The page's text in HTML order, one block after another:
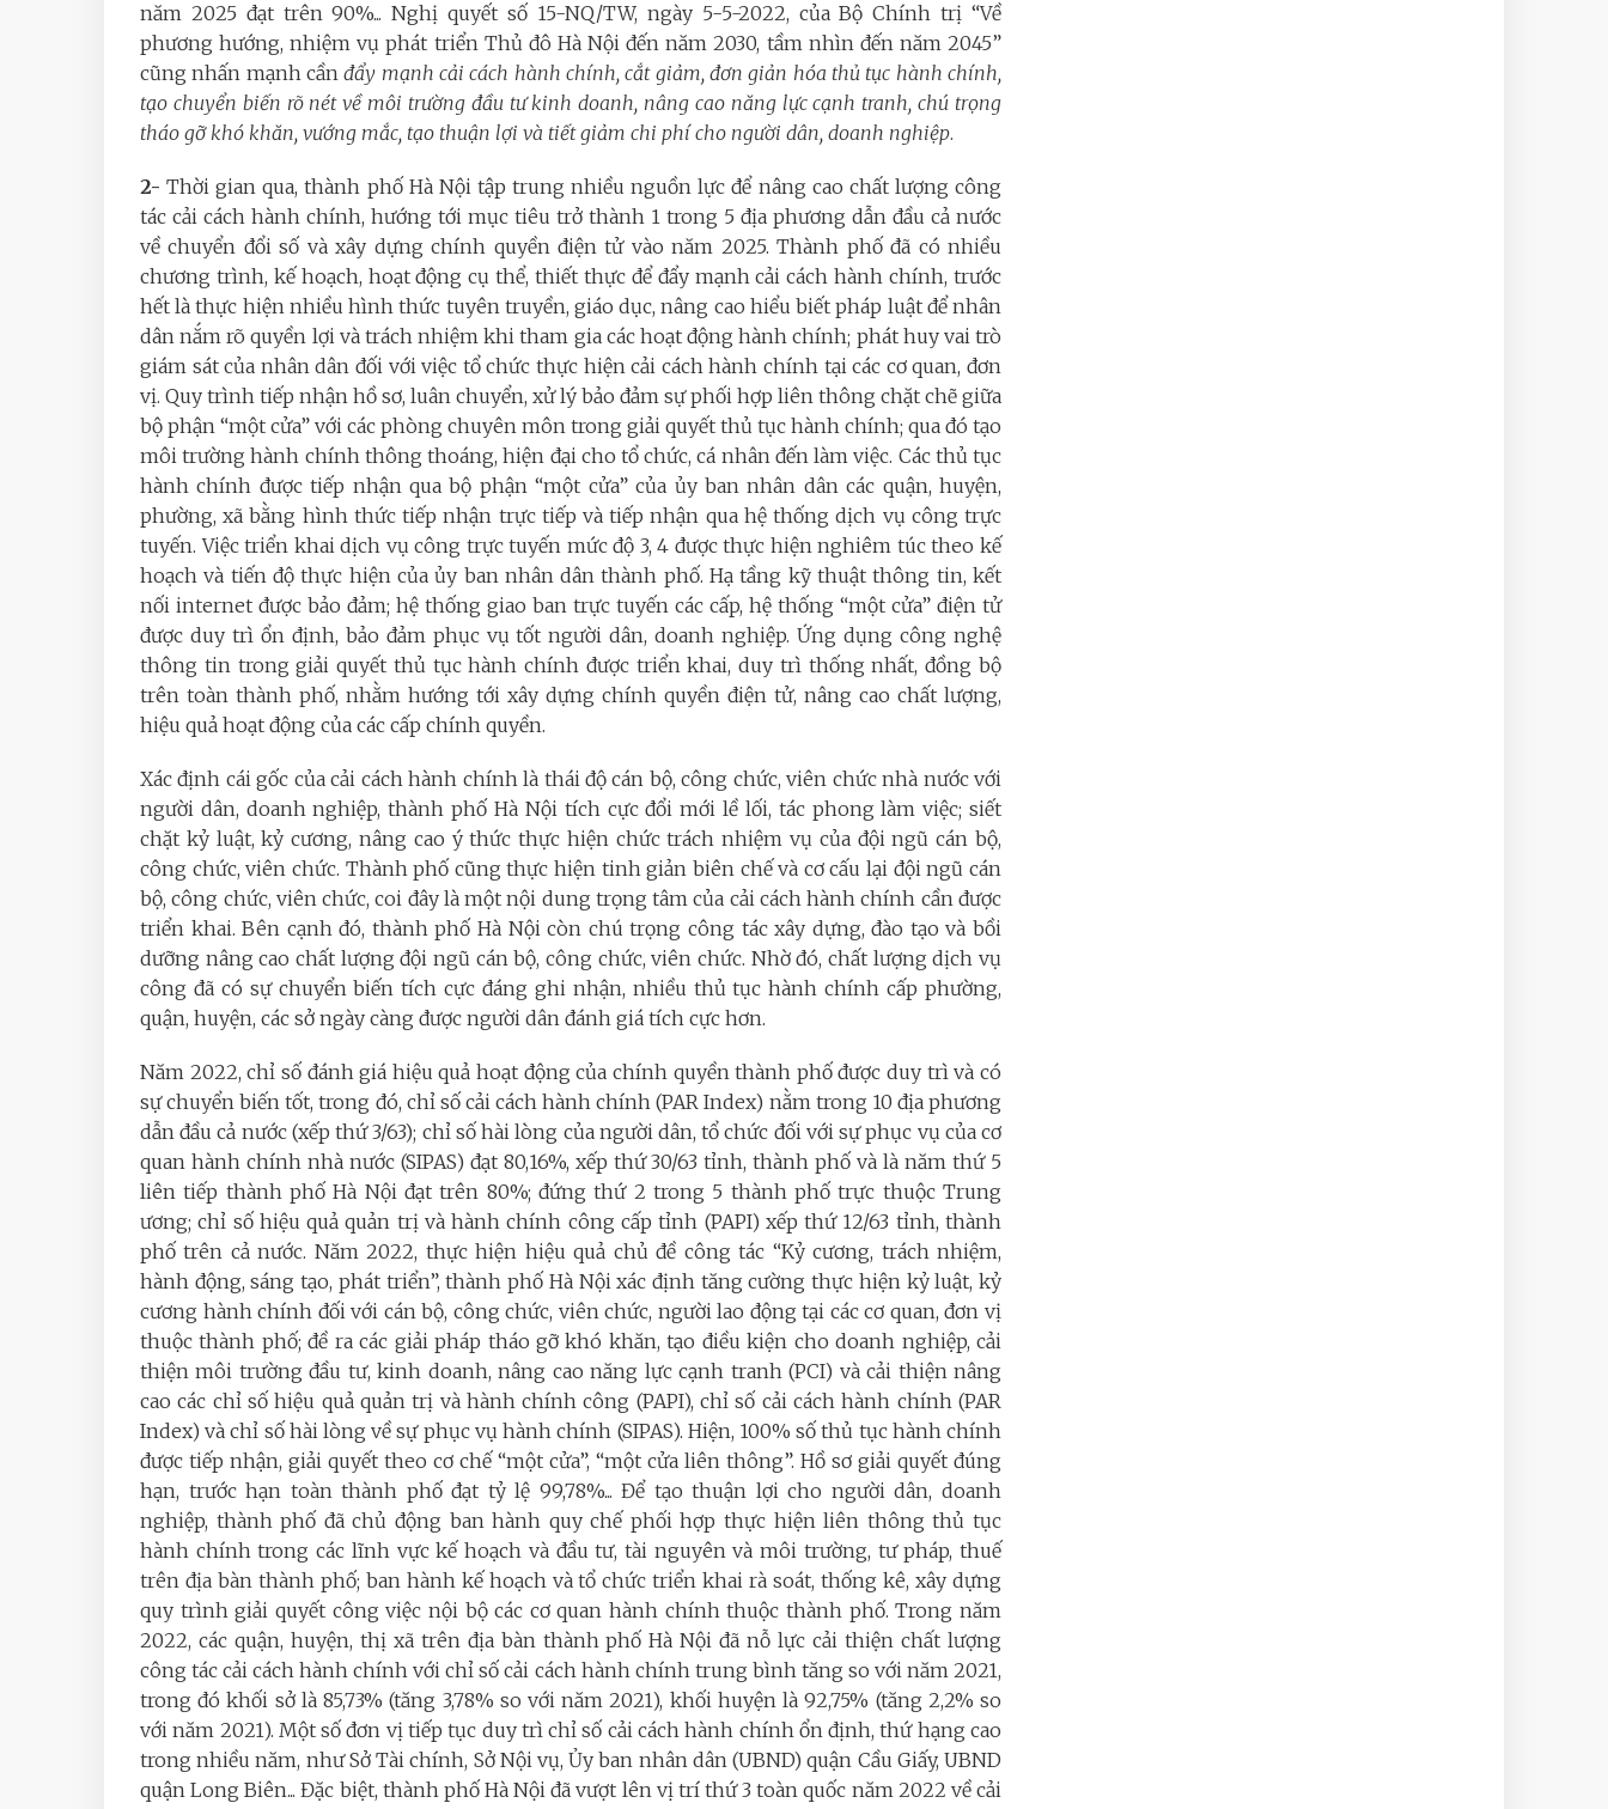
năm 2025 đạt trên 90%... Nghị quyết số 15-NQ/TW, ngày 5-5-2022, của Bộ Chính trị “Về
phương hướng, nhiệm vụ phát triển Thủ đô Hà Nội đến năm 2030, tầm nhìn đến năm 2045”
cũng nhấn mạnh cầnđẩy mạnh cải cách hành chính, cắt giảm, đơn giản hóa thủ tục hành chính,
tạo chuyển biến rõ nét về môi trường đầu tư kinh doanh, nâng cao năng lực cạnh tranh, chú trọng
tháo gỡ khó khăn, vướng mắc, tạo thuận lợi và tiết giảm chi phí cho người dân, doanh nghiệp.
2- Thời gian qua, thành phố Hà Nội tập trung nhiều nguồn lực để nâng cao chất lượng công
tác cải cách hành chính, hướng tới mục tiêu trở thành 1 trong 5 địa phương dẫn đầu cả nước
về chuyển đổi số và xây dựng chính quyền điện tử vào năm 2025. Thành phố đã có nhiều
chương trình, kế hoạch, hoạt động cụ thể, thiết thực để đẩy mạnh cải cách hành chính, trước
hết là thực hiện nhiều hình thức tuyên truyền, giáo dục, nâng cao hiểu biết pháp luật để nhân
dân nắm rõ quyền lợi và trách nhiệm khi tham gia các hoạt động hành chính; phát huy vai trò
giám sát của nhân dân đối với việc tổ chức thực hiện cải cách hành chính tại các cơ quan, đơn
vị. Quy trình tiếp nhận hồ sơ, luân chuyển, xử lý bảo đảm sự phối hợp liên thông chặt chẽ giữa
bộ phận “một cửa” với các phòng chuyên môn trong giải quyết thủ tục hành chính; qua đó tạo
môi trường hành chính thông thoáng, hiện đại cho tổ chức, cá nhân đến làm việc. Các thủ tục
hành chính được tiếp nhận qua bộ phận “một cửa” của ủy ban nhân dân các quận, huyện,
phường, xã bằng hình thức tiếp nhận trực tiếp và tiếp nhận qua hệ thống dịch vụ công trực
tuyến. Việc triển khai dịch vụ công trực tuyến mức độ 3, 4 được thực hiện nghiêm túc theo kế
hoạch và tiến độ thực hiện của ủy ban nhân dân thành phố. Hạ tầng kỹ thuật thông tin, kết
nối internet được bảo đảm; hệ thống giao ban trực tuyến các cấp, hệ thống “một cửa” điện tử
được duy trì ổn định, bảo đảm phục vụ tốt người dân, doanh nghiệp. Ứng dụng công nghệ
thông tin trong giải quyết thủ tục hành chính được triển khai, duy trì thống nhất, đồng bộ
trên toàn thành phố, nhằm hướng tới xây dựng chính quyền điện tử, nâng cao chất lượng,
hiệu quả hoạt động của các cấp chính quyền.
Xác định cái gốc của cải cách hành chính là thái độ cán bộ, công chức, viên chức nhà nước với
người dân, doanh nghiệp, thành phố Hà Nội tích cực đổi mới lề lối, tác phong làm việc; siết
chặt kỷ luật, kỷ cương, nâng cao ý thức thực hiện chức trách nhiệm vụ của đội ngũ cán bộ,
công chức, viên chức. Thành phố cũng thực hiện tinh giản biên chế và cơ cấu lại đội ngũ cán
bộ, công chức, viên chức, coi đây là một nội dung trọng tâm của cải cách hành chính cần được
triển khai. Bên cạnh đó, thành phố Hà Nội còn chú trọng công tác xây dựng, đào tạo và bồi
dưỡng nâng cao chất lượng đội ngũ cán bộ, công chức, viên chức. Nhờ đó, chất lượng dịch vụ
công đã có sự chuyển biến tích cực đáng ghi nhận, nhiều thủ tục hành chính cấp phường,
quận, huyện, các sở ngày càng được người dân đánh giá tích cực hơn.
Năm 2022, chỉ số đánh giá hiệu quả hoạt động của chính quyền thành phố được duy trì và có
sự chuyển biến tốt, trong đó, chỉ số cải cách hành chính (PAR Index) nằm trong 10 địa phương
dẫn đầu cả nước (xếp thứ 3/63); chỉ số hài lòng của người dân, tổ chức đối với sự phục vụ của cơ
quan hành chính nhà nước (SIPAS) đạt 80,16%, xếp thứ 30/63 tỉnh, thành phố và là năm thứ 5
liên tiếp thành phố Hà Nội đạt trên 80%; đứng thứ 2 trong 5 thành phố trực thuộc Trung
ương; chỉ số hiệu quả quản trị và hành chính công cấp tỉnh (PAPI) xếp thứ 12/63 tỉnh, thành
phố trên cả nước. Năm 2022, thực hiện hiệu quả chủ đề công tác “Kỷ cương, trách nhiệm,
hành động, sáng tạo, phát triển”, thành phố Hà Nội xác định tăng cường thực hiện kỷ luật, kỷ
cương hành chính đối với cán bộ, công chức, viên chức, người lao động tại các cơ quan, đơn vị
thuộc thành phố; đề ra các giải pháp tháo gỡ khó khăn, tạo điều kiện cho doanh nghiệp, cải
thiện môi trường đầu tư, kinh doanh, nâng cao năng lực cạnh tranh (PCI) và cải thiện nâng
cao các chỉ số hiệu quả quản trị và hành chính công (PAPI), chỉ số cải cách hành chính (PAR
Index) và chỉ số hài lòng về sự phục vụ hành chính (SIPAS). Hiện, 100% số thủ tục hành chính
được tiếp nhận, giải quyết theo cơ chế “một cửa”, “một cửa liên thông”. Hồ sơ giải quyết đúng
hạn, trước hạn toàn thành phố đạt tỷ lệ 99,78%... Để tạo thuận lợi cho người dân, doanh
nghiệp, thành phố đã chủ động ban hành quy chế phối hợp thực hiện liên thông thủ tục
hành chính trong các lĩnh vực kế hoạch và đầu tư, tài nguyên và môi trường, tư pháp, thuế
trên địa bàn thành phố; ban hành kế hoạch và tổ chức triển khai rà soát, thống kê, xây dựng
quy trình giải quyết công việc nội bộ các cơ quan hành chính thuộc thành phố. Trong năm
2022, các quận, huyện, thị xã trên địa bàn thành phố Hà Nội đã nỗ lực cải thiện chất lượng
công tác cải cách hành chính với chỉ số cải cách hành chính trung bình tăng so với năm 2021,
trong đó khối sở là 85,73% (tăng 3,78% so với năm 2021), khối huyện là 92,75% (tăng 2,2% so
với năm 2021). Một số đơn vị tiếp tục duy trì chỉ số cải cách hành chính ổn định, thứ hạng cao
trong nhiều năm, như Sở Tài chính, Sở Nội vụ, Ủy ban nhân dân (UBND) quận Cầu Giấy, UBND
quận Long Biên... Đặc biệt, thành phố Hà Nội đã vượt lên vị trí thứ 3 toàn quốc năm 2022 về cải